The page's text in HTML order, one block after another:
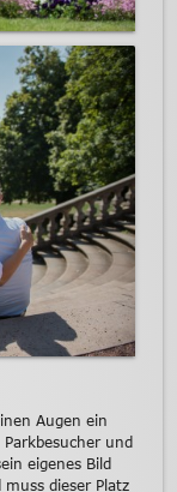
Augen ein
und
eigenes Bild
dieser Platz